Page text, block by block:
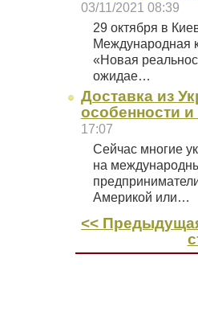
03/11/2021 08:39
29 октября в
Международная
«Новая
ожидае…
Доставка из
особенности и
17:07
Сейчас многие
на
Америкой или…
<<